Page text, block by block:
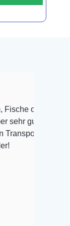
zu bestellen!
an und
Vielen